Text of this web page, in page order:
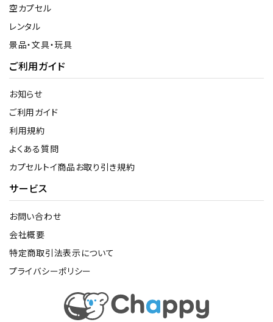
空カプセル
レンタル
景品・文具・玩具
ご利用ガイド
お知らせ
ご利用ガイド
利用規約
よくある質問
カプセルトイ商品お取り引き規約
サービス
お問い合わせ
会社概要
特定商取引法表示について
プライバシーポリシー